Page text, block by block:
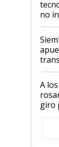
no
por
A
giro